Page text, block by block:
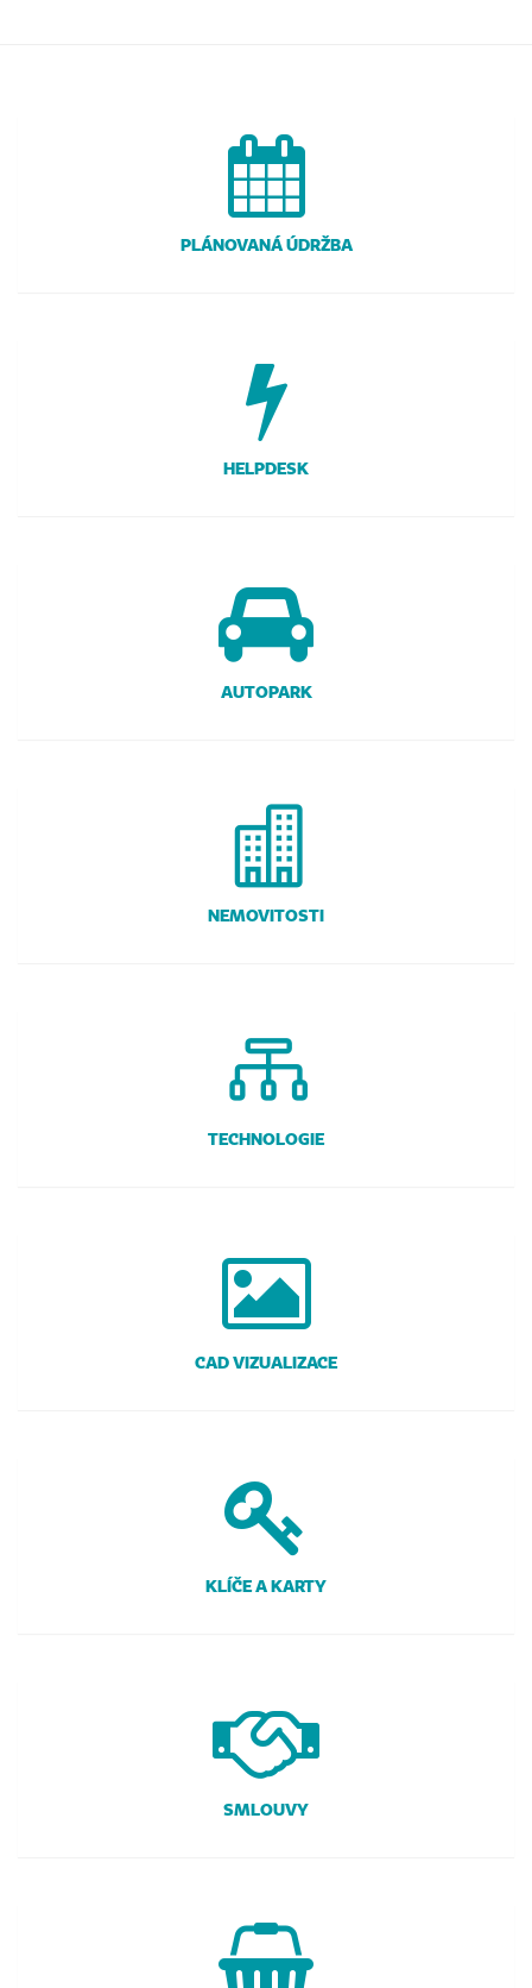
PLÁNOVANÁ ÚDRŽBA
HELPDESK
AUTOPARK
NEMOVITOSTI
TECHNOLOGIE
CAD VIZUALIZACE
KLÍČE A KARTY
SMLOUVY